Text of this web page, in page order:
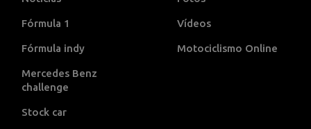
Fórmula 1
Fórmula indy
Mercedes Benz
challenge
Stock car
Vídeos
Motociclismo Online